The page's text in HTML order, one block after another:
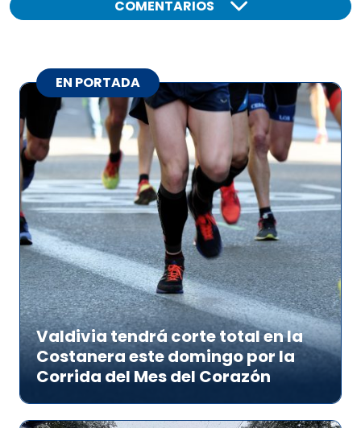
COMENTARIOS
EN PORTADA
Valdivia tendrá corte total en la
Costanera este domingo por la
Corrida del Mes del Corazón